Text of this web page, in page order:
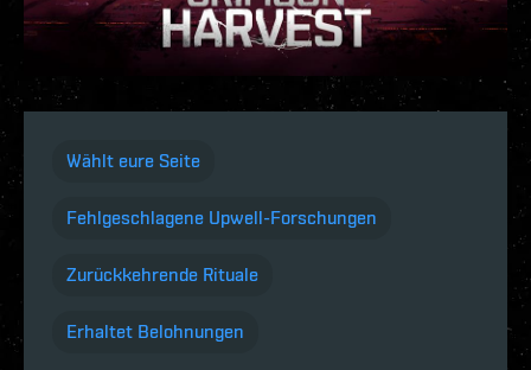
Wählt eure Seite
Fehlgeschlagene Upwell-Forschungen
Zurückkehrende Rituale
Erhaltet Belohnungen